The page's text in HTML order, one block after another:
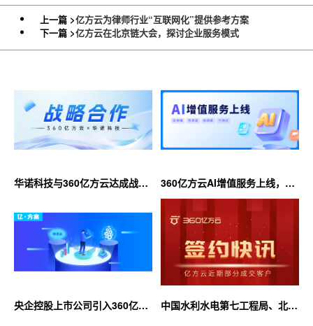
上一篇 >亿方云为律师行业“互联网化”提供参考方案
下一篇 >亿方云在北京链大会，探讨企业服务模式
华诺科技与360亿方云达成战略
360亿方云AI增值服务上线，超
大限时优惠等你来！
央企控股上市公司引入360亿方
中国水利水电第七工程局、北京